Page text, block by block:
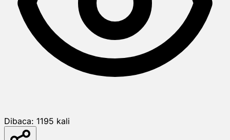
Dibaca: 1195 kali